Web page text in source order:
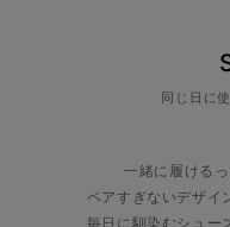
同じ日に
一緒に履ける
ペアすぎないデザイ
毎日に馴染むシュー